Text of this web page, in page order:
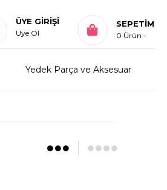
SEPETIM
0 Ürün
ÜYE GIRIŞI
Üye Ol
Yedek Parça ve Aksesuar